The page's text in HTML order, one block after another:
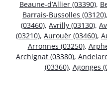
Beaune-d’Allier (03390),
Barrais-Bussolles (03120),
(03460), Avrilly (03130),
(03210), Aurouër (03460),
Arronnes (03250),
Archignat (03380),
(03360), Agonges